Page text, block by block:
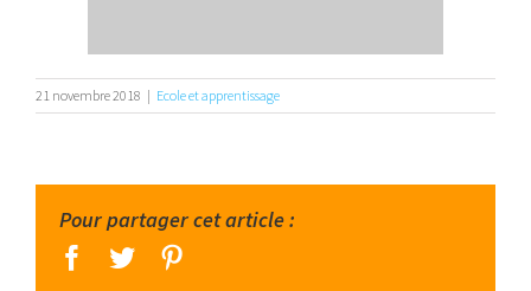
21 novembre 2018 | Ecole et apprentissage
Pour partager cet article :
facebook
twitter